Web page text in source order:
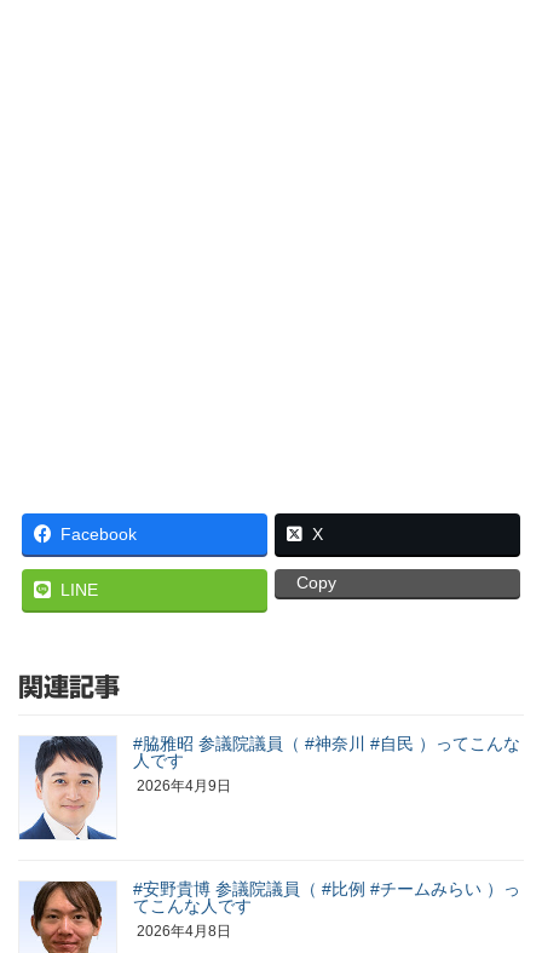
Facebook X
LINE Copy
関連記事
#脇雅昭 参議院議員（ #神奈川 #自民 ）ってこんな
人です
2026年4月9日
#安野貴博 参議院議員（ #比例 #チームみらい ）っ
てこんな人です
2026年4月8日